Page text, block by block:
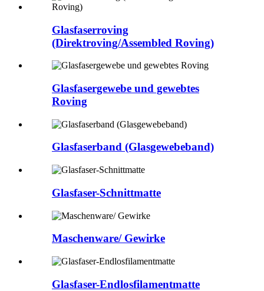
Glasfaserroving
(Direktroving/Assembled Roving)
Glasfasergewebe und gewebtes
Roving
Glasfaserband (Glasgewebeband)
Glasfaser-Schnittmatte
Maschenware/ Gewirke
Glasfaser-Endlosfilamentmatte